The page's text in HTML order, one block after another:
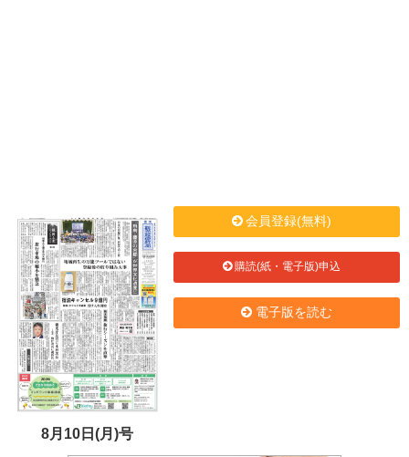
8月10日(月)号
会員登録(無料)
購読(紙・電子版)申込
電子版を読む